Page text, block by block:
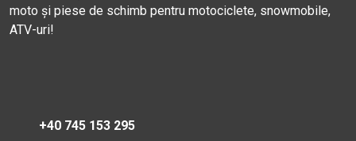
moto și piese de schimb pentru motociclete, snowmobile,
ATV-uri!
+40 745 153 295